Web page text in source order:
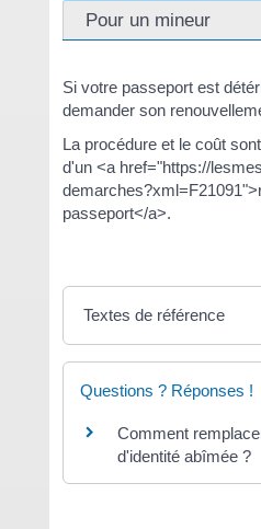
Pour un mineur
Si votre passeport est
demander son
La procédure et le coût
d'un <a href="https://
passeport</a>.
Textes de référence
Questions ? Réponses !
Comment
d'identité abîmée ?